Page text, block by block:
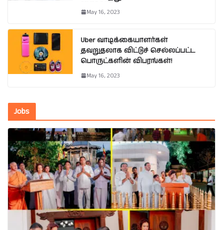
May 16, 2023
Uber வாடிக்கையாளர்கள்
தவறுதலாக விட்டுச் செல்லப்பட்ட
பொருட்களின் விபரங்கள்!
May 16, 2023
Jobs